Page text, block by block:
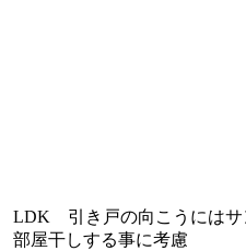
LDK 引き戸の向こうには
部屋干しする事に考慮